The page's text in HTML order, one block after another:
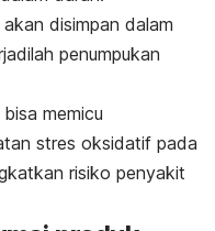
disimpan dalam
penumpukan
memicu
stres oksidatif pada
risiko penyakit